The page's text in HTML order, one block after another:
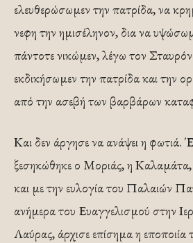
ελευθερώσωμεν την πατρίδα, να
νεφη την ημισέληνον, δια να
πάντοτε νικώμεν, λέγω τον
εκδικήσωμεν την πατρίδα και την
από την ασεβή των βαρβάρων
Και δεν άργησε να ανάψει η φωτιά.
ξεσηκώθηκε ο Μοριάς, η
και με την ευλογία του Παλαιών
ανήμερα του Ευαγγελισμού στην
Λαύρας, άρχισε επίσημα η εποποιία